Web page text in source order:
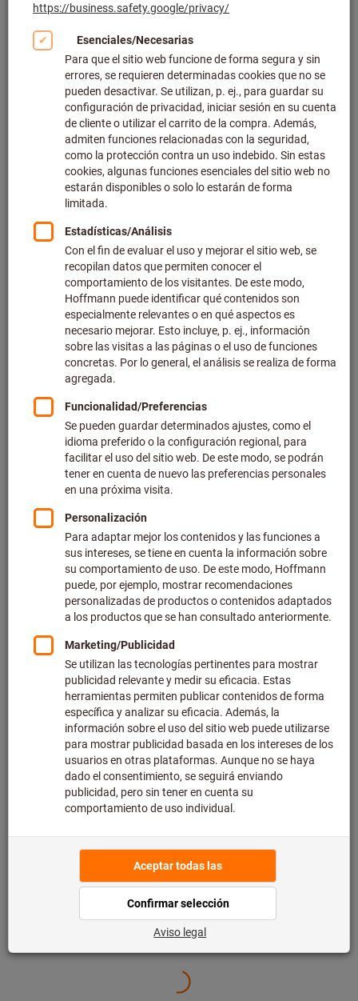
Haga clic para ampliar la imagen
Precio por 1 Unidad
más IVA en la tarifa actual
Precios individuales para clientes empresariales después
iniciar sesión.
Cantidad
Añadir a la cesta de la compra
Tiempo de entrega estimado: 2-3 semanas. Para confirmar los
group.com
Tenga en cuenta el mayor plazo de entrega y el servicio
de asesoramiento técnico limitado:
Pedimos este artículo para usted directamente al
fabricante, ya que no forma parte de nuestra gama
principal y, por tanto, no lo tenemos en stock.
Información
Añadir a la lista de deseos Compartir artículo
Detalles de producto
Descripción